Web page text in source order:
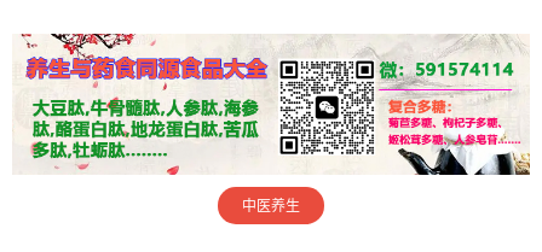
中医养生